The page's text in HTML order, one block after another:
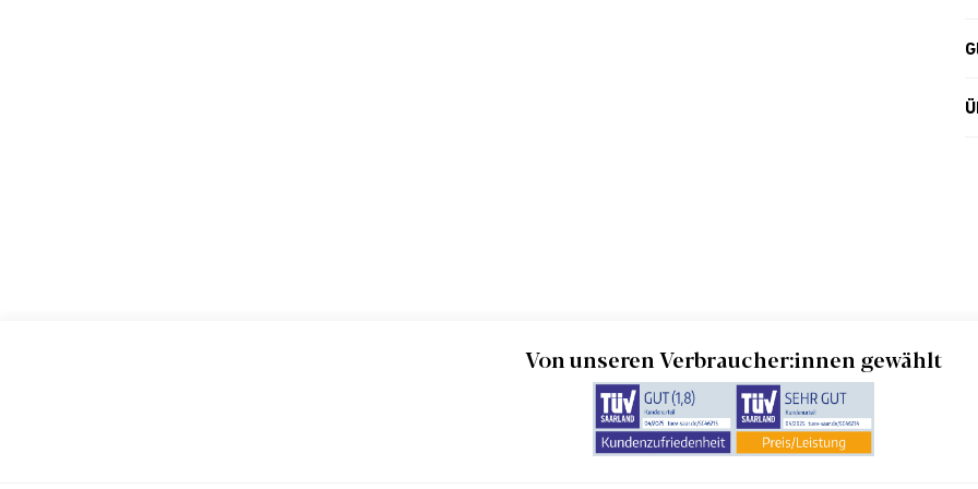
Von unseren Verbraucher:innen gewählt